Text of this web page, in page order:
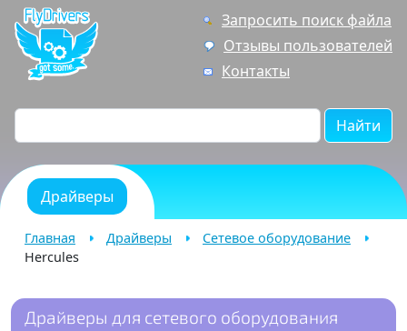
Запросить поиск файла
Отзывы пользователей
Контакты
Найти
Драйверы
Главная Драйверы
Сетевое оборудование
Hercules
Драйверы для сетевого оборудования